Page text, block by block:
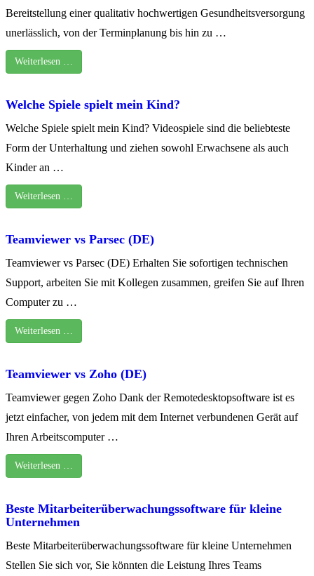
Bereitstellung einer qualitativ hochwertigen Gesundheitsversorgung
unerlässlich, von der Terminplanung bis hin zu …
Weiterlesen …
Welche Spiele spielt mein Kind?
Welche Spiele spielt mein Kind? Videospiele sind die beliebteste
Form der Unterhaltung und ziehen sowohl Erwachsene als auch
Kinder an …
Weiterlesen …
Teamviewer vs Parsec (DE)
Teamviewer vs Parsec (DE) Erhalten Sie sofortigen technischen
Support, arbeiten Sie mit Kollegen zusammen, greifen Sie auf Ihren
Computer zu …
Weiterlesen …
Teamviewer vs Zoho (DE)
Teamviewer gegen Zoho Dank der Remotedesktopsoftware ist es
jetzt einfacher, von jedem mit dem Internet verbundenen Gerät auf
Ihren Arbeitscomputer …
Weiterlesen …
Beste Mitarbeiterüberwachungssoftware für kleine
Unternehmen
Beste Mitarbeiterüberwachungssoftware für kleine Unternehmen
Stellen Sie sich vor, Sie könnten die Leistung Ihres Teams